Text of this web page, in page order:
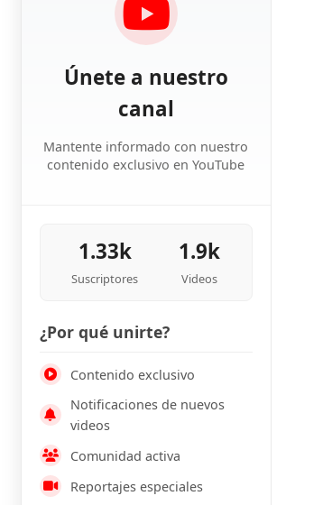
Únete a nuestro
canal
Mantente informado con nuestro
contenido exclusivo en YouTube
1.33k
Suscriptores
1.9k
Videos
¿Por qué unirte?
Contenido exclusivo
Notificaciones de nuevos
videos
Comunidad activa
Reportajes especiales